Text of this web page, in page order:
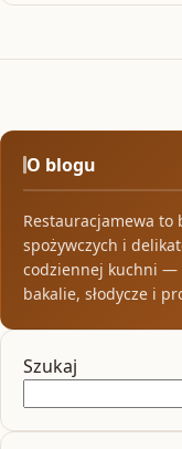
O blogu
Restauracjamewa
spożywczych i
codziennej kuchni —
bakalie, słodycze i
Szukaj